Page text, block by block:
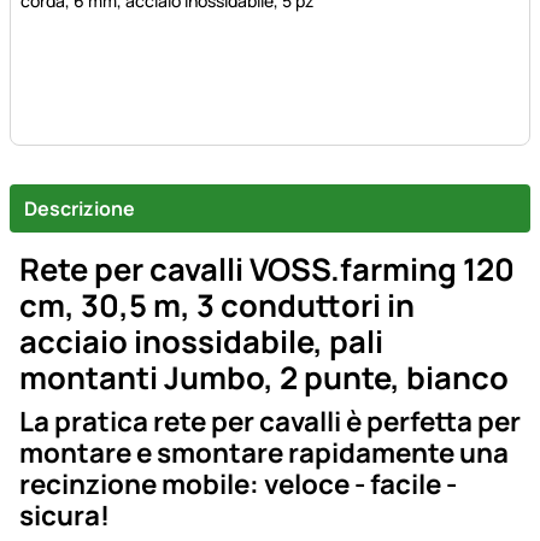
Descrizione
Rete per cavalli VOSS.farming 120
cm, 30,5 m, 3 conduttori in
acciaio inossidabile, pali
montanti Jumbo, 2 punte, bianco
La pratica rete per cavalli è perfetta per
montare e smontare rapidamente una
recinzione mobile: veloce - facile -
sicura!